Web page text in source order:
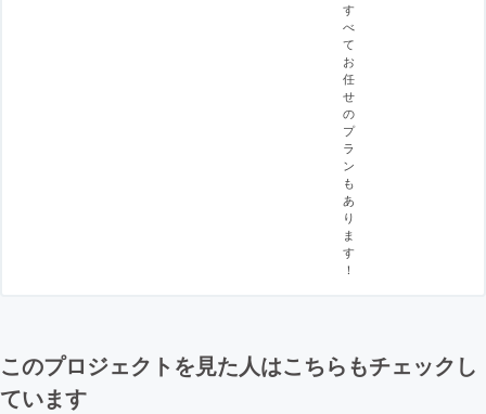
す
べ
て
お
任
せ
の
プ
ラ
ン
も
あ
り
ま
す
！
このプロジェクトを見た人はこちらもチェックし
ています